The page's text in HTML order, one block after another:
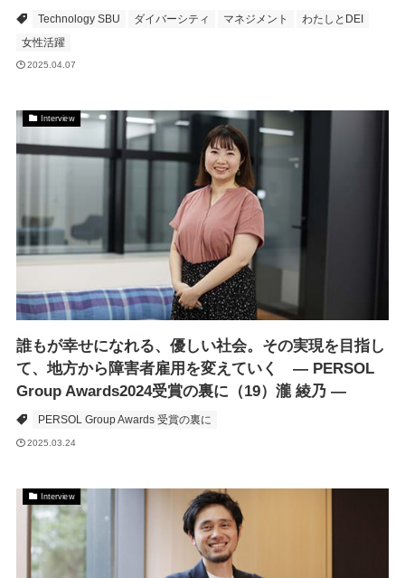
Technology SBU ダイバーシティ マネジメント
わたしとDEI
女性活躍
2025.04.07
Interview
誰もが幸せになれる、優しい社会。その実現を目指し
て、地方から障害者雇用を変えていく ― PERSOL
Group Awards2024受賞の裏に（19）瀧 綾乃 ―
PERSOL Group Awards 受賞の裏に
2025.03.24
Interview